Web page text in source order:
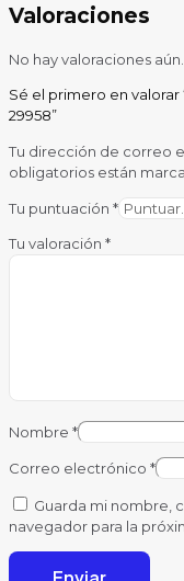
Valoraciones
No hay valoraciones aún.
Sé el primero en valorar
29958”
Tu dirección de correo
obligatorios están
Tu puntuación *
Tu valoración *
Nombre *
Correo electrónico *
Guarda mi nombre,
navegador para la